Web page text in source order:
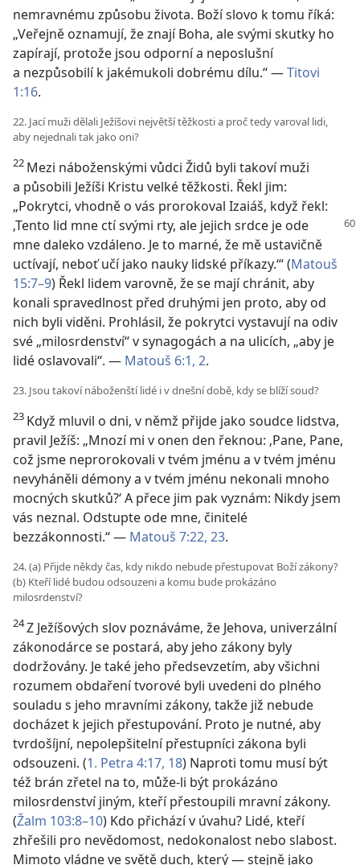
nemravnému způsobu života. Boží slovo k tomu říká:
„Veřejně oznamují, že znají Boha, ale svými skutky ho
zapírají, protože jsou odporní a neposlušní
a nezpůsobilí k jakémukoli dobrému dílu.“ —Titovi
1:16.
22. Jací muži dělali Ježíšovi největší těžkosti a proč tedy varoval lidi,
aby nejednali tak jako oni?
22 Mezi náboženskými vůdci Židů byli takoví muži
a působili Ježíši Kristu velké těžkosti. Řekl jim:
„Pokrytci, vhodně o vás prorokoval Izaiáš, když řekl:
‚Tento lid mne ctí svými rty, ale jejich srdce je ode
mne daleko vzdáleno. Je to marné, že mě ustavičně
uctívají, neboť učí jako nauky lidské příkazy.‘“ (Matouš
15:7–9) Řekl lidem varovně, že se mají chránit, aby
konali spravedlnost před druhými jen proto, aby od
nich byli viděni. Prohlásil, že pokrytci vystavují na odiv
své „milosrdenství“ v synagogách a na ulicích, „aby je
lidé oslavovali“. — Matouš 6:1, 2.
23. Jsou takoví náboženští lidé i v dnešní době, kdy se blíží soud?
23 Když mluvil o dni, v němž přijde jako soudce lidstva,
pravil Ježíš: „Mnozí mi v onen den řeknou: ‚Pane, Pane,
což jsme neprorokovali v tvém jménu a v tvém jménu
nevyháněli démony a v tvém jménu nekonali mnoho
mocných skutků?‘ A přece jim pak vyznám: Nikdy jsem
vás neznal. Odstupte ode mne, činitelé
bezzákonnosti.“ — Matouš 7:22, 23.
24. (a) Přijde někdy čas, kdy nikdo nebude přestupovat Boží zákony?
(b) Kteří lidé budou odsouzeni a komu bude prokázáno
milosrdenství?
24Z Ježíšových slov poznáváme, že Jehova, univerzální
zákonodárce se postará, aby jeho zákony byly
dodržovány. Je také jeho předsevzetím, aby všichni
rozumem obdaření tvorové byli uvedeni do plného
souladu s jeho mravními zákony, takže již nebude
docházet k jejich přestupování. Proto je nutné, aby
tvrdošíjní, nepolepšitelní přestupníci zákona byli
odsouzeni. (1. Petra 4:17, 18) Naproti tomu musí být
též brán zřetel na to, může-li být prokázáno
milosrdenství jiným, kteří přestoupili mravní zákony.
(Žalm 103:8–10) Kdo přichází v úvahu? Lidé, kteří
zhřešili pro nevědomost, nedokonalost nebo slabost.
Mimoto vládne ve světě duch, který — stejně jako